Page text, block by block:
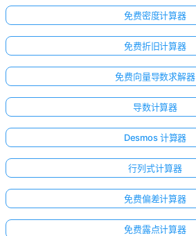
免费密度计算器
免费折旧计算器
免费向量导数求解器
导数计算器
Desmos 计算器
行列式计算器
免费偏差计算器
免费露点计算器